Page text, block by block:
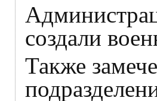
создали
Также